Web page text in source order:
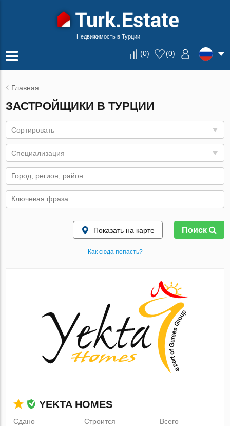
Недвижимость в Турции
(0) (0)
Главная
ЗАСТРОЙЩИКИ В ТУРЦИИ
Сортировать
Специализация
Показать на карте Поиск
Как сюда попасть?
YEKTA HOMES
Сдано Строится Всего